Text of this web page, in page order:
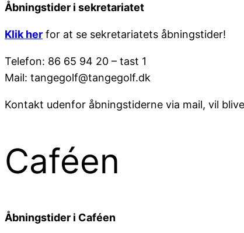
Åbningstider i sekretariatet
Klik her for at se sekretariatets åbningstider!
Telefon: 86 65 94 20 – tast 1
Mail: tangegolf@tangegolf.dk
Kontakt udenfor åbningstiderne via mail, vil
Caféen
Åbningstider i Caféen